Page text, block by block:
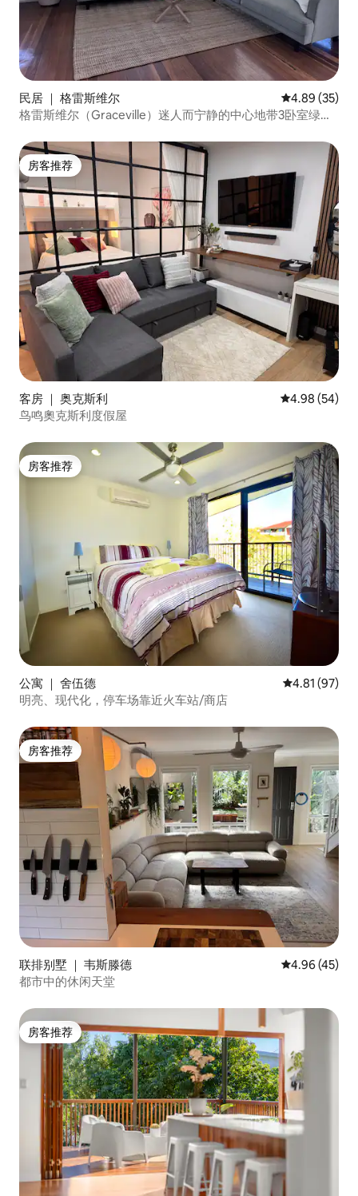
民居 ｜ 格雷斯维尔 平均评分
4.89 (35)
格雷斯维尔（Graceville）迷人而宁静的中心地带3卧室绿植
房客推荐
房客推荐
客房 ｜ 奥克斯利 平均评分 4.98
4.98 (54)
鸟鸣奧克斯利度假屋
房客推荐
房客推荐
公寓 ｜ 舍伍德 平均评分
4.81 (97)
明亮、现代化，停车场靠近火车站/商店
房客推荐
房客推荐
联排别墅 ｜ 韦斯滕德 平均评分
4.96 (45)
都市中的休闲天堂
房客推荐
房客推荐